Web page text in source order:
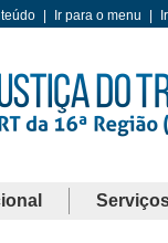
Ir para o menu